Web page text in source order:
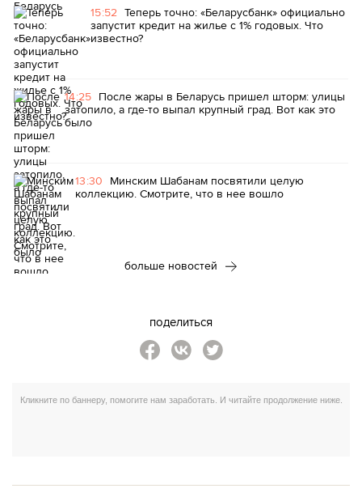
15:52 Теперь точно: «Беларусбанк» официально
запустит кредит на жилье с 1% годовых. Что
известно?
14:25 После жары в Беларусь пришел шторм: улицы
затопило, а где-то выпал крупный град. Вот как это
было
13:30 Минским Шабанам посвятили целую
коллекцию. Смотрите, что в нее вошло
больше новостей
поделиться